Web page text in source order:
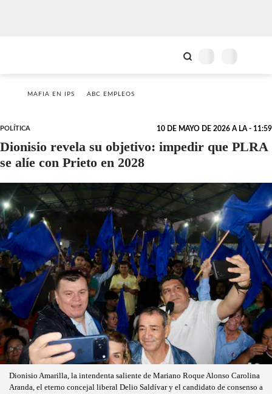
MAFIA EN IPS ABC EMPLEOS
POLÍTICA 10 DE MAYO DE 2026 A LA - 11:59
Dionisio revela su objetivo: impedir que PLRA
se alíe con Prieto en 2028
Dionisio Amarilla, la intendenta saliente de Mariano Roque Alonso Carolina
Aranda, el eterno concejal liberal Delio Saldívar y el candidato de consenso a